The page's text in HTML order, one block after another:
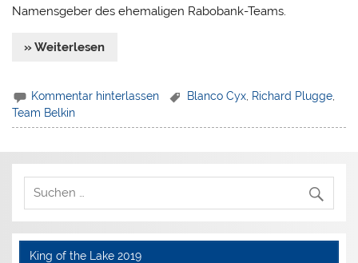
Namensgeber des ehemaligen Rabobank-Teams.
» Weiterlesen
Kommentar hinterlassen Blanco Cyx Richard Plugge
Team Belkin
King of the Lake 2019